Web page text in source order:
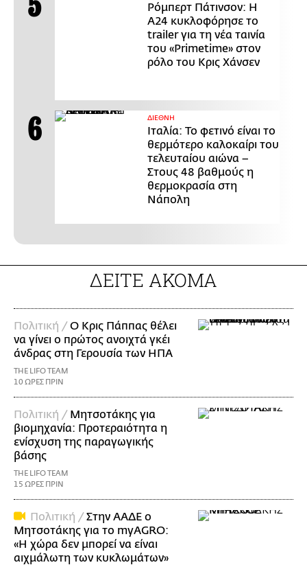
Ρόμπερτ Πάτινσον: Η
Α24 κυκλοφόρησε το
trailer για τη νέα ταινία
του «Primetime» στον
ρόλο του Κρις Χάνσεν
ΔΙΕΘΝΗ
Ιταλία: Το φετινό είναι το
θερμότερο καλοκαίρι του
τελευταίου αιώνα –
Στους 48 βαθμούς η
θερμοκρασία στη
Νάπολη
ΔΕΙΤΕ ΑΚΟΜΑ
Πολιτική /Ο Κρις Πάππας θέλει
να γίνει ο πρώτος ανοιχτά γκέι
άνδρας στη Γερουσία των ΗΠΑ
THE LIFO TEAM
10 ΩΡΕΣ ΠΡΙΝ
Πολιτική / Μητσοτάκης για
βιομηχανία: Προτεραιότητα η
ενίσχυση της παραγωγικής
βάσης
THE LIFO TEAM
15 ΩΡΕΣ ΠΡΙΝ
Πολιτική /Στην ΑΑΔΕ ο
Μητσοτάκης για το myAGRO:
«Η χώρα δεν μπορεί να είναι
αιχμάλωτη των κυκλωμάτων»